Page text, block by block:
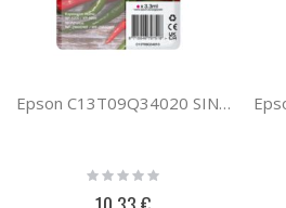
Epson C13T09Q34020 SINGLEPACK MAGENTA 503 INK
Rating: